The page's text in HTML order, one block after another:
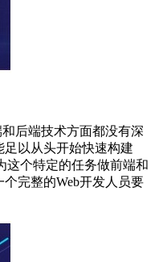
后端技术方面都没有深
足以从头开始快速构建
这个特定的任务做前端和
完整的Web开发人员要